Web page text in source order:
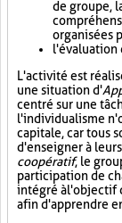
de groupe,
organisées
l'évaluation
L'activité est
une situation d'
centré sur une
l'individualisme
capitale, car tous
d'enseigner à
coopératif, le
participation de
intégré à l'objectif
afin d'apprendre